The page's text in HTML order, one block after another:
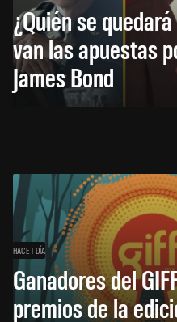
¿Quién se
van las apuestas
James Bond
HACE 1 DÍA
Ganadores del
premios de la